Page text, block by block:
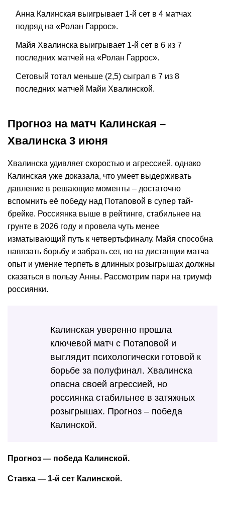
Анна Калинская выигрывает 1-й сет в 4 матчах
подряд на «Ролан Гаррос».
Майя Хвалинска выигрывает 1-й сет в 6 из 7
последних матчей на «Ролан Гаррос».
Сетовый тотал меньше (2,5) сыграл в 7 из 8
последних матчей Майи Хвалинской.
Прогноз на матч Калинская –
Хвалинска 3 июня
Хвалинска удивляет скоростью и агрессией, однако
Калинская уже доказала, что умеет выдерживать
давление в решающие моменты – достаточно
вспомнить её победу над Потаповой в супер тай-
брейке. Россиянка выше в рейтинге, стабильнее на
грунте в 2026 году и провела чуть менее
изматывающий путь к четвертьфиналу. Майя способна
навязать борьбу и забрать сет, но на дистанции матча
опыт и умение терпеть в длинных розыгрышах должны
сказаться в пользу Анны. Рассмотрим пари на триумф
россиянки.
Калинская уверенно прошла
ключевой матч с Потаповой и
выглядит психологически готовой к
борьбе за полуфинал. Хвалинска
опасна своей агрессией, но
россиянка стабильнее в затяжных
розыгрышах. Прогноз – победа
Калинской.
Прогноз — победа Калинской.
Ставка — 1-й сет Калинской.